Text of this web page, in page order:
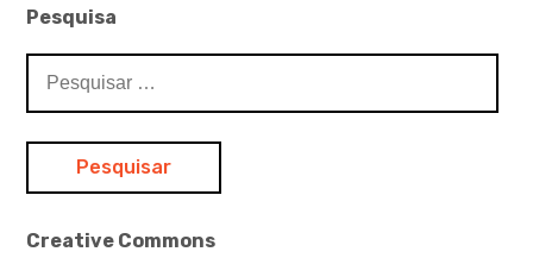
Pesquisa
por:
Creative Commons